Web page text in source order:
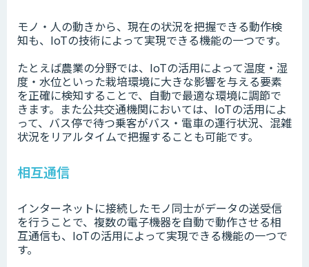
モノ・人の動きから、現在の状況を把握できる動作検
知も、IoTの技術によって実現できる機能の一つです。
たとえば農業の分野では、IoTの活用によって温度・湿
度・水位といった栽培環境に大きな影響を与える要素
を正確に検知することで、自動で最適な環境に調節で
きます。また公共交通機関においては、IoTの活用によ
って、バス停で待つ乗客がバス・電車の運行状況、混雑
状況をリアルタイムで把握することも可能です。
相互通信
インターネットに接続したモノ同士がデータの送受信
を行うことで、複数の電子機器を自動で動作させる相
互通信も、IoTの活用によって実現できる機能の一つで
す。